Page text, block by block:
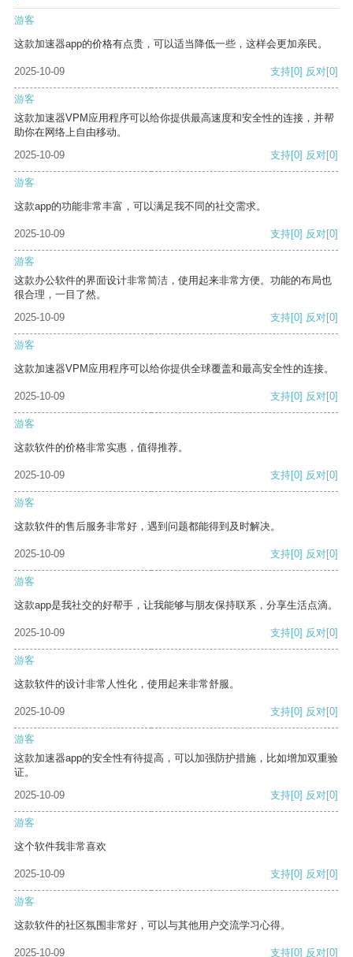
游客
这款加速器app的价格有点贵，可以适当降低一些，这样会更加亲民。
2025-10-09 支持[0] 反对[0]
游客
这款加速器VPM应用程序可以给你提供最高速度和安全性的连接，并帮
助你在网络上自由移动。
2025-10-09
支持[0] 反对[0]
游客
这款app的功能非常丰富，可以满足我不同的社交需求。
2025-10-09 支持[0] 反对[0]
游客
这款办公软件的界面设计非常简洁，使用起来非常方便。功能的布局也
很合理，一目了然。
2025-10-09
支持[0] 反对[0]
游客
这款加速器VPM应用程序可以给你提供全球覆盖和最高安全性的连接。
2025-10-09 支持[0] 反对[0]
游客
这款软件的价格非常实惠，值得推荐。
2025-10-09 支持[0] 反对[0]
游客
这款软件的售后服务非常好，遇到问题都能得到及时解决。
2025-10-09 支持[0] 反对[0]
游客
这款app是我社交的好帮手，让我能够与朋友保持联系，分享生活点滴。
2025-10-09 支持[0] 反对[0]
游客
这款软件的设计非常人性化，使用起来非常舒服。
2025-10-09 支持[0] 反对[0]
游客
这款加速器app的安全性有待提高，可以加强防护措施，比如增加双重验
证。
2025-10-09
支持[0] 反对[0]
游客
这个软件我非常喜欢
2025-10-09 支持[0] 反对[0]
游客
这款软件的社区氛围非常好，可以与其他用户交流学习心得。
2025-10-09 支持[0] 反对[0]